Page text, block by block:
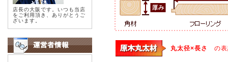
店長の大阪です。いつも当店
をご利用頂き、ありがとうご
ざいます。
丸太径×長さ の表